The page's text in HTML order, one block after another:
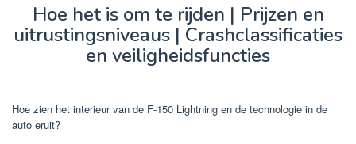
Hoe het is om te rijden | Prijzen en
uitrustingsniveaus | Crashclassificaties
en veiligheidsfuncties
Hoe zien het interieur van de F-150 Lightning en de technologie in de
auto eruit?